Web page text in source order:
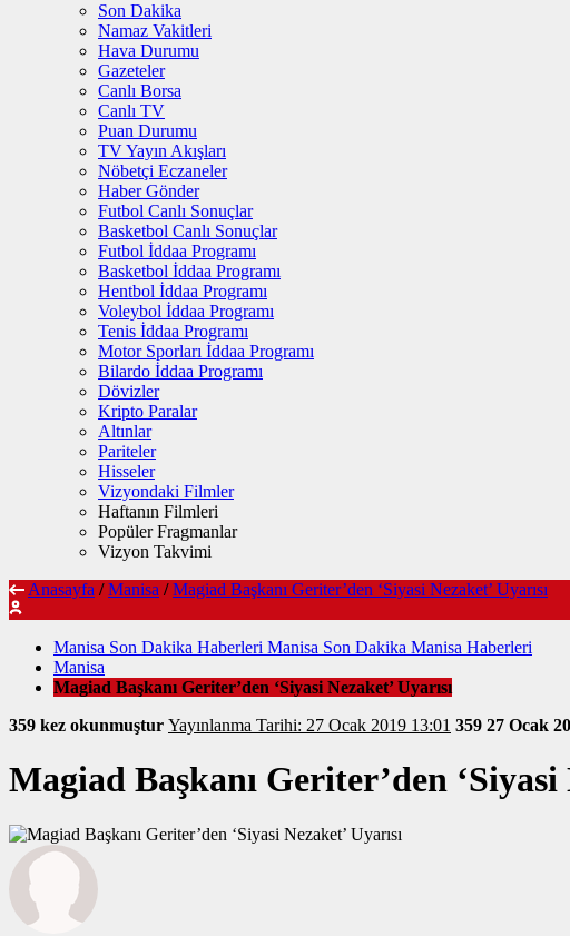
Son Dakika
Namaz Vakitleri
Hava Durumu
Gazeteler
Canlı Borsa
Canlı TV
Puan Durumu
TV Yayın Akışları
Nöbetçi Eczaneler
Haber Gönder
Futbol Canlı Sonuçlar
Basketbol Canlı Sonuçlar
Futbol İddaa Programı
Basketbol İddaa Programı
Hentbol İddaa Programı
Voleybol İddaa Programı
Tenis İddaa Programı
Motor Sporları İddaa Programı
Bilardo İddaa Programı
Dövizler
Kripto Paralar
Altınlar
Pariteler
Hisseler
Vizyondaki Filmler
Haftanın Filmleri
Popüler Fragmanlar
Vizyon Takvimi
Anasayfa / Manisa / Magiad Başkanı Geriter’den ‘Siyasi Nezaket’ Uyarısı
Manisa Son Dakika Haberleri Manisa Son Dakika Manisa Haberleri
Manisa
Magiad Başkanı Geriter’den ‘Siyasi Nezaket’ Uyarısı
359 kez okunmuştur Yayınlanma Tarihi: 27 Ocak 2019 13:01 359 27 Ocak
Magiad Başkanı Geriter’den ‘Siyasi